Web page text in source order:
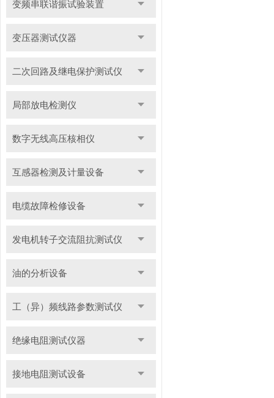
变频串联谐振试验装置
变压器测试仪器
二次回路及继电保护测试仪
局部放电检测仪
数字无线高压核相仪
互感器检测及计量设备
电缆故障检修设备
发电机转子交流阻抗测试仪
油的分析设备
工（异）频线路参数测试仪
绝缘电阻测试仪器
接地电阻测试设备